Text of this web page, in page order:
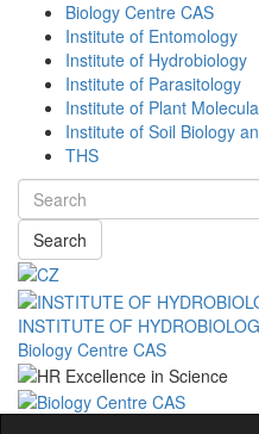
Biology Centre CAS
Institute of Entomology
Institute of Hydrobiology
Institute of Parasitology
Institute of Plant
Institute of Soil Biology
THS
Search
INSTITUTE OF
Biology Centre CAS